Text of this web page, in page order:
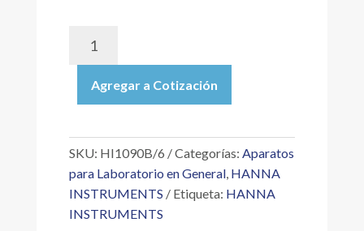
PH
CON
DE
VIDRIO
(ALTAS
Agregar a Cotización
SKU: HI1090B/6 Categorías: Aparatos
para Laboratorio en General, HANNA
INSTRUMENTS
Etiqueta: HANNA
INSTRUMENTS